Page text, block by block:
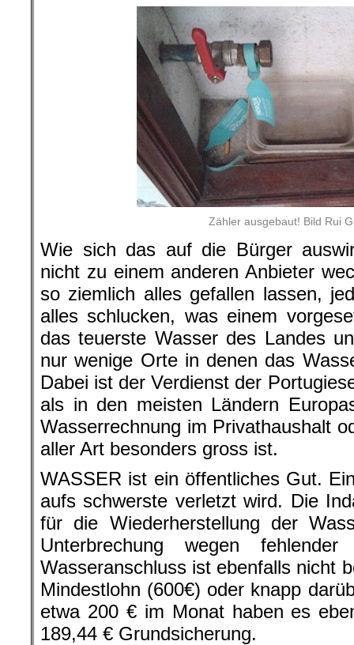
Zähler ausgebaut! Bild Rui
Wie sich das auf die Bürger
nicht zu einem anderen Anbieter
so ziemlich alles gefallen lassen,
alles schlucken, was einem
das teuerste Wasser des Landes
nur wenige Orte in denen das
Dabei ist der Verdienst der
als in den meisten Ländern
Wasserrechnung im Privathaushalt
aller Art besonders gross ist.
WASSER ist ein öffentliches Gut.
aufs schwerste verletzt wird. Die
für die Wiederherstellung der
Unterbrechung wegen
Wasseranschluss ist ebenfalls nicht
Mindestlohn (600€) oder knapp
etwa 200 € im Monat haben es
189,44 € Grundsicherung.